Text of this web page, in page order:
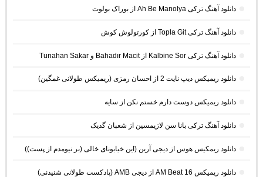
دانلود آهنگ ترکی Ah Be Manolya از بوراک بولوت
دانلود آهنگ ترکی Topla Git از کورتولوش کوش
دانلود آهنگ ترکی Kalbine Sor از Bahadır Macit و Tunahan Sakar
دانلود ریمیکس دیپ نایت 2 از احسان رمزی (ریمیکس طولانی غمگین)
دانلود ریمیکس دوست دارم خستم نکن از سایه
دانلود آهنگ ترکی بانا سن لازیمسین از شعبان گدیک
دانلود ریمکیس هوس از دیجی آرین (این خیابونای خالی (بر نیومدم از پست))
دانلود ریمیکس AM Beat 16 از دیجی AMB (پادکست طولانی شنیدنی)